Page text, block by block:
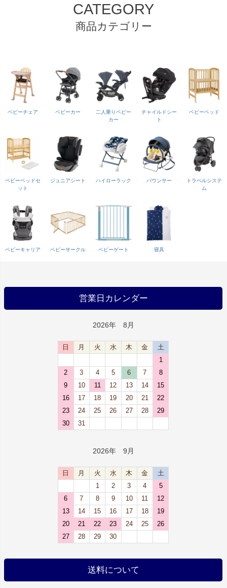
CATEGORY
商品カテゴリー
ベビーチェア ベビーカー
二人乗りベビー
カー
チャイルドシー
ト
ベビーベッド
ベビーベッドセ
ット
ジュニアシート ハイローラック バウンサー
トラベルシステ
ム
ベビーキャリア ベビーサークル ベビーゲート 寝具
営業日カレンダー
2026年 8月
日 月 火 水 木 金
土
1
2
3 4 5 6 7
8
9
10 11 12 13 14
15
16
17 18 19 20 21
22
23
24 25 26 27 28
29
30
31
2026年 9月
日 月 火 水 木 金
土
1
2 3 4
5
6
7 8 9 10 11
12
13
14 15 16 17 18
19
20
21 22 23 24 25
26
27
28 29 30
送料について